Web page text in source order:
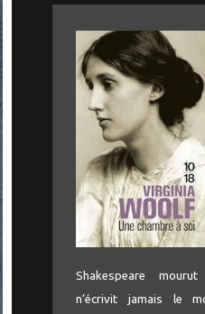
Shakespeare
n’écrivit jamais le